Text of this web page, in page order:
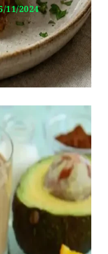
11/2024